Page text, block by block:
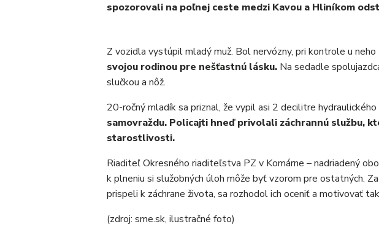
spozorovali na poľnej ceste medzi Kavou a Hliníkom
Z vozidla vystúpil mladý muž. Bol nervózny, pri kontrole u neho
svojou rodinou pre nešťastnú lásku. Na sedadle
slučkou a nôž.
20-ročný mladík sa priznal, že vypil asi 2 decilitre hydraulického
samovraždu. Policajti hneď privolali záchrannú službu,
starostlivosti.
Riaditeľ Okresného riaditeľstva PZ v Komárne – nadriadený
k plneniu si služobných úloh môže byť vzorom pre ostatných.
prispeli k záchrane života, sa rozhodol ich oceniť a motivovať
(zdroj: sme.sk, ilustračné foto)